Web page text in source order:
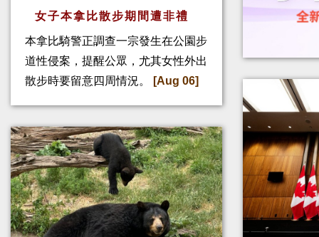
女子本拿比散步期間遭非禮
本拿比騎警正調查一宗發生在公園步
道性侵案，提醒公眾，尤其女性外出
散步時要留意四周情況。
[Aug 06]